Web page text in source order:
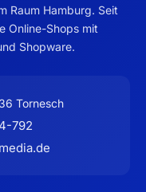
Raum Hamburg. Seit
Online-Shops mit
Shopware.
Tornesch
792